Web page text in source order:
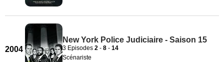
2004
New York Police Judiciaire - Saison 15
3 Episodes 2 - 8 - 14
Scénariste